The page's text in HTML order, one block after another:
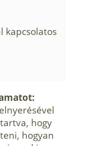
kapcsolatos
hogy
hogyan